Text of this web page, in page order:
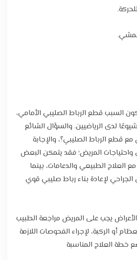
السبب قطع الرباط الصليبي الأمامي،
لدى الرياضيين. والسؤال الشائع
قطع الرباط الصليبي؟، والإجابة
المريض؛ فقد يتمكن البعض
الطبيعي والدعامات، بينما
الجراحي لإعادة بناء رباط صليبي قوي
يجب على المريض مراجعة الطبيب
أو الركبة، لإجراء الفحوصات اللازمة